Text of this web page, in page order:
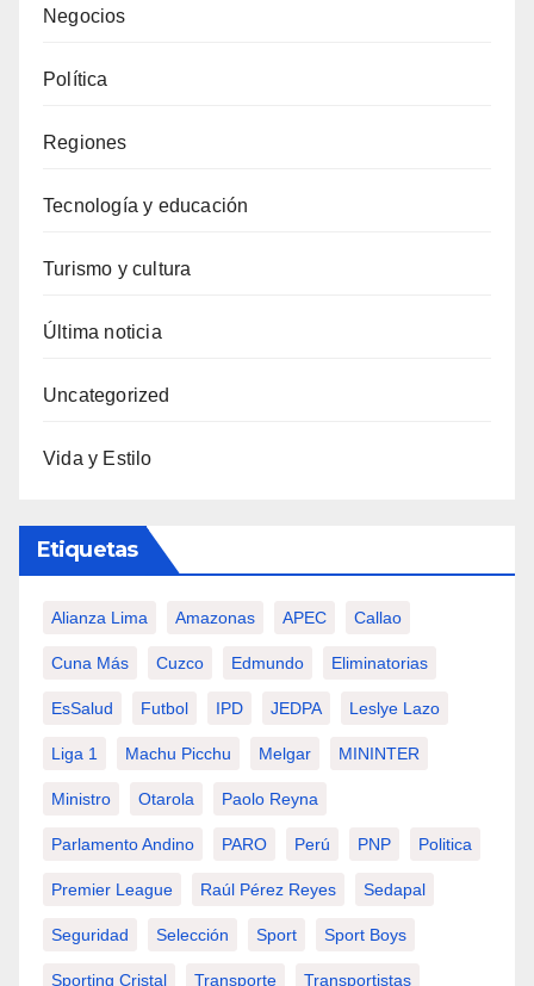
Negocios
Política
Regiones
Tecnología y educación
Turismo y cultura
Última noticia
Uncategorized
Vida y Estilo
Etiquetas
Alianza Lima Amazonas APEC Callao
Cuna Más Cuzco Edmundo Eliminatorias
EsSalud Futbol IPD JEDPA Leslye Lazo
Liga 1 Machu Picchu Melgar MININTER
Ministro Otarola Paolo Reyna
Parlamento Andino PARO Perú PNP Politica
Premier League Raúl Pérez Reyes Sedapal
Seguridad Selección Sport Sport Boys
Sporting Cristal Transporte Transportistas